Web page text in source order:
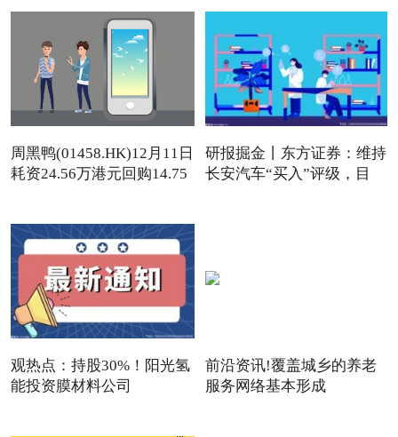
周黑鸭(01458.HK)12月11日
耗资24.56万港元回购14.75
研报掘金丨东方证券：维持
长安汽车“买入”评级，目
观热点：持股30%！阳光氢
能投资膜材料公司
前沿资讯!覆盖城乡的养老
服务网络基本形成